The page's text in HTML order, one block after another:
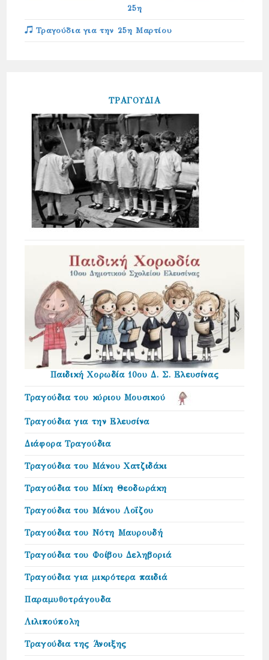
25η
Τραγούδια για την 25η Μαρτίου
ΤΡΑΓΟΥΔΙΑ
Παιδική Χορωδία 10ου Δ. Σ. Ελευσίνας
Τραγούδια του κύριου Μουσικού
Τραγούδια για την Ελευσίνα
Διάφορα Τραγούδια
Τραγούδια του Μάνου Χατζιδάκι
Τραγούδια του Μίκη Θεοδωράκη
Τραγούδια του Μάνου Λοΐζου
Τραγούδια του Νότη Μαυρουδή
Τραγούδια του Φοίβου Δεληβοριά
Τραγούδια για μικρότερα παιδιά
Παραμυθοτράγουδα
Λιλιπούπολη
Τραγούδια της Άνοιξης